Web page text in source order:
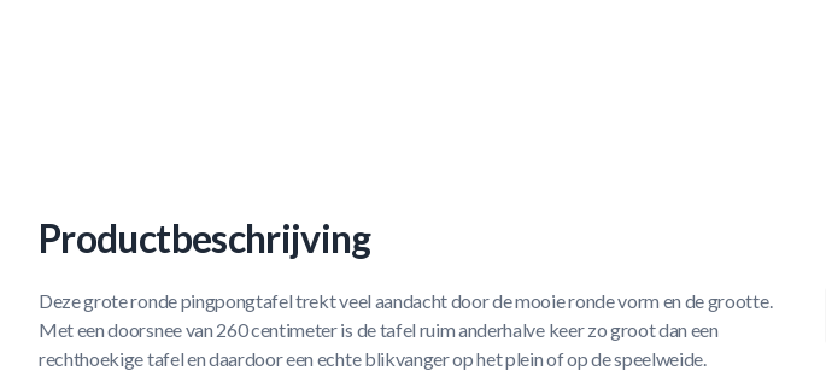
Productbeschrijving
Deze grote ronde pingpongtafel trekt veel aandacht door de mooie ronde vorm en de grootte.
Met een doorsnee van 260 centimeter is de tafel ruim anderhalve keer zo groot dan een
rechthoekige tafel en daardoor een echte blikvanger op het plein of op de speelweide.